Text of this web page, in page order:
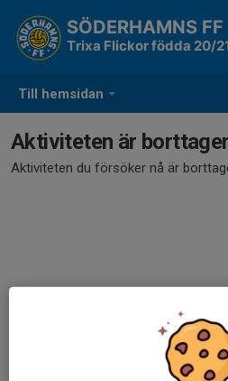
Till hemsidan
SÖDERHAMNS FF
Trixa Flickor födda 20/
Aktiviteten är
Aktiviteten du försöker nå är